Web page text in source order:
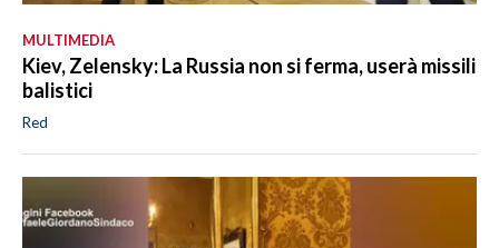
MULTIMEDIA
Kiev, Zelensky: La Russia non si ferma, userà missili
balistici
Red